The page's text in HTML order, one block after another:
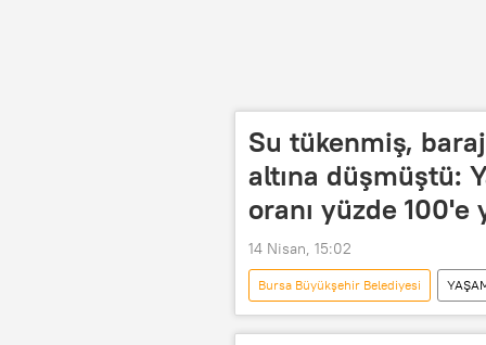
Su tükenmiş,
altına düşmüştü:
oranı yüzde 100'e
14 Nisan, 15:02
Bursa Büyükşehir Belediyesi
Bursa Büyükşehir Belediyesi Su ve